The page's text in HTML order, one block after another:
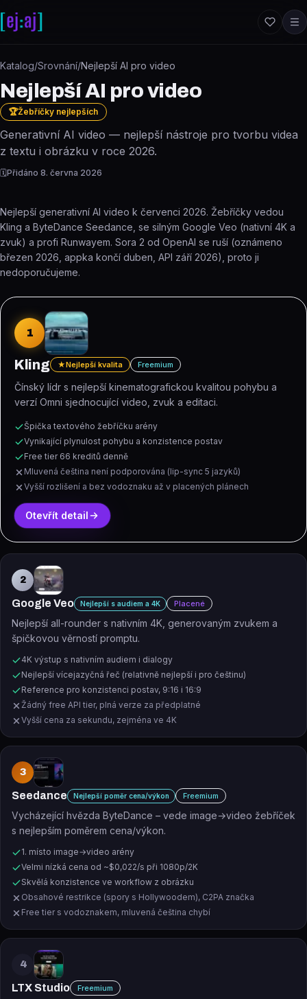
Katalog/Srovnání/Nejlepší AI pro video
Nejlepší AI pro video
🏆Žebříčky nejlepších
Generativní AI video — nejlepší nástroje pro tvorbu videa
z textu i obrázku v roce 2026.
🗓️Přidáno 8. června 2026
Nejlepší generativní AI video k červenci 2026. Žebříčky vedou
Kling a ByteDance Seedance, se silným Google Veo (nativní 4K a
zvuk) a profi Runwayem. Sora 2 od OpenAI se ruší (oznámeno
březen 2026, appka končí duben, API září 2026), proto ji
nedoporučujeme.
1
Kling ★Nejlepší kvalita Freemium
Čínský lídr s nejlepší kinematografickou kvalitou pohybu a
verzí Omni sjednocující video, zvuk a editaci.
Špička textového žebříčku arény
Vynikající plynulost pohybu a konzistence postav
Free tier 66 kreditů denně
Mluvená čeština není podporována (lip-sync 5 jazyků)
Vyšší rozlišení a bez vodoznaku až v placených plánech
Otevřít detail
2
Google Veo Nejlepší s audiem a 4K Placené
Nejlepší all-rounder s nativním 4K, generovaným zvukem a
špičkovou věrností promptu.
4K výstup s nativním audiem i dialogy
Nejlepší vícejazyčná řeč (relativně nejlepší i pro češtinu)
Reference pro konzistenci postav, 9:16 i 16:9
Žádný free API tier, plná verze za předplatné
Vyšší cena za sekundu, zejména ve 4K
3
Seedance Nejlepší poměr cena/výkon Freemium
Vycházející hvězda ByteDance – vede image→video žebříček
s nejlepším poměrem cena/výkon.
1. místo image→video arény
Velmi nízká cena od ~$0,022/s při 1080p/2K
Skvělá konzistence ve workflow z obrázku
Obsahové restrikce (spory s Hollywoodem), C2PA značka
Free tier s vodoznakem, mluvená čeština chybí
4
LTX Studio Freemium